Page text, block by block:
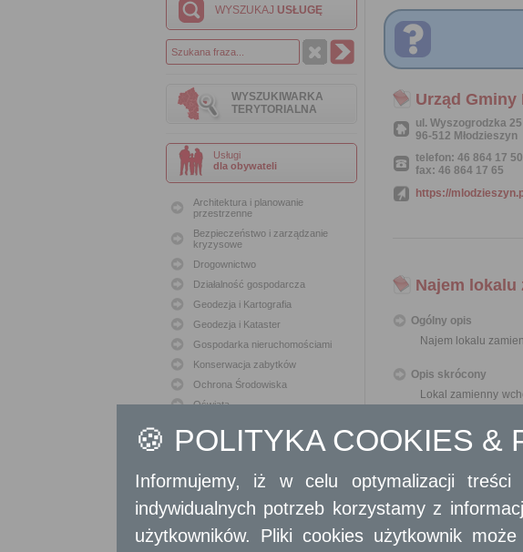
WYSZUKAJ USŁUGĘ
WYSZUKIWARKA
TERYTORIALNA
Usługi
dla obywateli
Architektura i planowanie
przestrzenne
Bezpieczeństwo i zarządzanie
kryzysowe
Drogownictwo
Działalność gospodarcza
Geodezja i Kartografia
Geodezja i Kataster
Gospodarka nieruchomościami
Konserwacja zabytków
Ochrona Środowiska
Oświata
Polityka lokalowa
Skargi i wnioski
Sport i Rekreacja
Sprawy komunikacyjne
Urząd Gminy
ul. Wyszogrodzka 25
96-512 Młodzieszyn
telefon: 46 864 17 50
fax: 46 864 17 65
https://
Najem lokalu
Ogólny opis
Najem lokalu
Opis skrócony
Lokal zamienny
budowlanego.
Lokal zamienny -
jak w lokalu
Wymagane
🍪 POLITYKA COOKIES &
Informujemy, iż w celu optymalizacji
indywidualnych potrzeb korzystamy z
użytkowników. Pliki cookies użytkownik